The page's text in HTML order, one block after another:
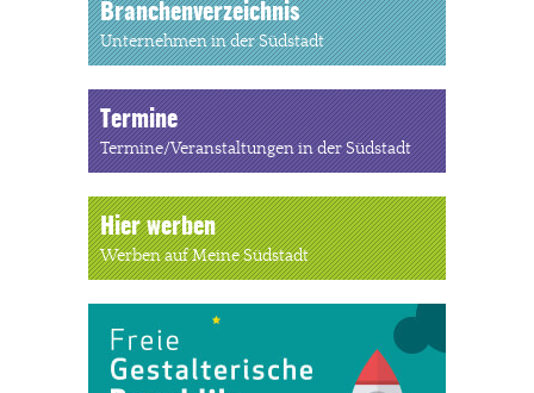
Branchenverzeichnis
Unternehmen in der Südstadt
Termine
Termine/Veranstaltungen in der Südstadt
Hier werben
Werben auf Meine Südstadt